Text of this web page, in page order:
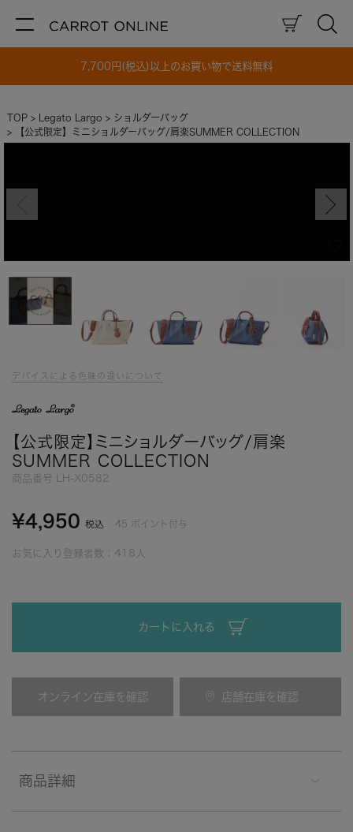
7,700円(税込)以上のお買い物で送料無料
TOP Legato Largo
ショルダーバッグ
【公式限定】ミニショルダーバッグ/肩楽SUMMER COLLECTION
デバイスによる色味の違いについて
【公式限定】ミニショルダーバッグ/肩楽
SUMMER COLLECTION
商品番号 LH-X0582
¥4,950 税込 45 ポイント付与
お気に入り登録者数： 418 人
カートに入れる
オンライン在庫を確認 店舗在庫を確認
商品詳細